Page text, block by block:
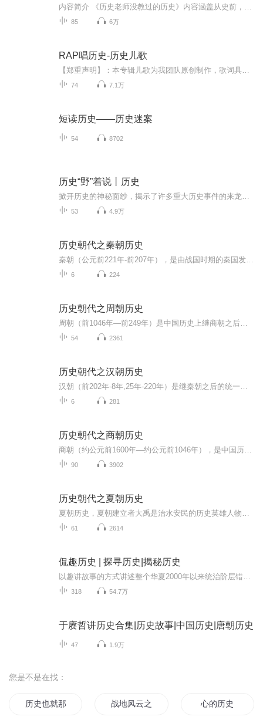
85 6万
RAP唱历史-历史儿歌
74 7.1万
短读历史——历史迷案
54 8702
历史“野”着说丨历史
53 4.9万
历史朝代之秦朝历史
6 224
历史朝代之周朝历史
54 2361
历史朝代之汉朝历史
6 281
历史朝代之商朝历史
90 3902
历史朝代之夏朝历史
61 2614
侃趣历史 | 探寻历史|揭秘历史
318 54.7万
于赓哲讲历史合集|历史故事|中国历史|唐朝历史
47 1.9万
您是不是在找：
历史也就那么一回事 战地风云之历史战场 心的历史